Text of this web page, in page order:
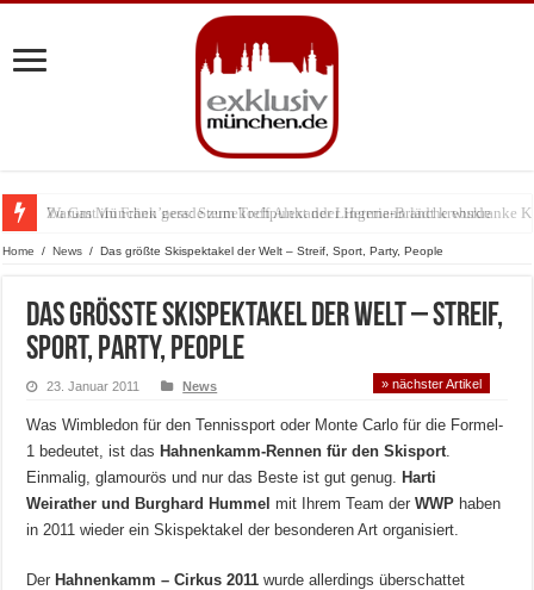
Zu Gast im Fränk’ness: Sternekoch Alexander Herrmann lädt krebskranke
Warum München gerade zum Treffpunkt der Lingerie-Branche wurde
Home / News / Das größte Skispektakel der Welt – Streif, Sport, Party, People
Das größte Skispektakel der Welt – Streif,
Sport, Party, People
23. Januar 2011 News » nächster Artikel
Was Wimbledon für den Tennissport oder Monte Carlo für die Formel-
1 bedeutet, ist das Hahnenkamm-Rennen für den Skisport.
Einmalig, glamourös und nur das Beste ist gut genug. Harti
Weirather und Burghard Hummelmit Ihrem Team derWWP haben
in 2011 wieder ein Skispektakel der besonderen Art organisiert.
Der Hahnenkamm – Cirkus 2011 wurde allerdings überschattet